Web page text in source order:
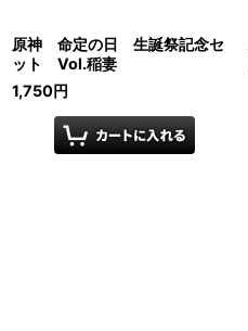
原神 命定の日 生誕祭記念セ
ット Vol.稲妻
1,750円